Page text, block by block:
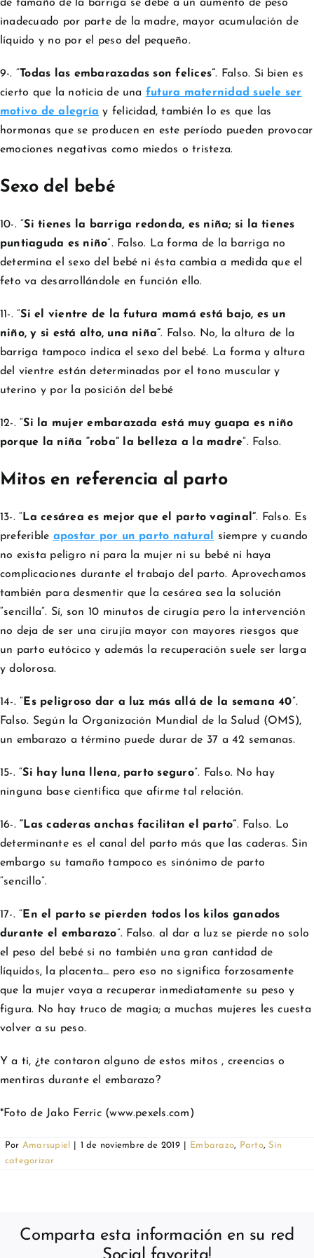
de tamaño de la barriga se debe a un aumento de peso
inadecuado por parte de la madre, mayor acumulación de
líquido y no por el peso del pequeño.
9-. “Todas las embarazadas son felices”. Falso. Si bien es
cierto que la noticia de una futura maternidad suele ser
motivo de alegría y felicidad, también lo es que las
hormonas que se producen en este período pueden provocar
emociones negativas como miedos o tristeza.
Sexo del bebé
10-. “Si tienes la barriga redonda, es niña; si la tienes
puntiaguda es niño”. Falso. La forma de la barriga no
determina el sexo del bebé ni ésta cambia a medida que el
feto va desarrollándole en función ello.
11-. “Si el vientre de la futura mamá está bajo, es un
niño, y si está alto, una niña”. Falso. No, la altura de la
barriga tampoco indica el sexo del bebé. La forma y altura
del vientre están determinadas por el tono muscular y
uterino y por la posición del bebé
12-. “Si la mujer embarazada está muy guapa es niño
porque la niña “roba” la belleza a la madre”. Falso.
Mitos en referencia al parto
13-. “ La cesárea es mejor que el parto vaginal”. Falso. Es
preferible apostar por un parto natural
siempre y cuando
no exista peligro ni para la mujer ni su bebé ni haya
complicaciones durante el trabajo del parto. Aprovechamos
también para desmentir que la cesárea sea la solución
“sencilla”. Sí, son 10 minutos de cirugía pero la intervención
no deja de ser una cirujía mayor con mayores riesgos que
un parto eutócico y además la recuperación suele ser larga
y dolorosa.
14-. “ Es peligroso dar a luz más allá de la semana 40”.
Falso. Según la Organización Mundial de la Salud (OMS),
un embarazo a término puede durar de 37 a 42 semanas.
15-. “Si hay luna llena, parto seguro”. Falso. No hay
ninguna base científica que afirme tal relación.
16-.“Las caderas anchas facilitan el parto”. Falso. Lo
determinante es el canal del parto más que las caderas. Sin
embargo su tamaño tampoco es sinónimo de parto
“sencillo”.
17-. “ En el parto se pierden todos los kilos ganados
durante el embarazo”. Falso. al dar a luz se pierde no solo
el peso del bebé si no también una gran cantidad de
líquidos, la placenta… pero eso no significa forzosamente
que la mujer vaya a recuperar inmediatamente su peso y
figura. No hay truco de magia; a muchas mujeres les cuesta
volver a su peso.
Y a ti, ¿te contaron alguno de estos mitos , creencias o
mentiras durante el embarazo?
*Foto de Jako Ferric (www.pexels.com)
Por Amarsupiel 1 de noviembre de 2019 Embarazo, Parto, Sin
categorizar
Comparta esta información en su red